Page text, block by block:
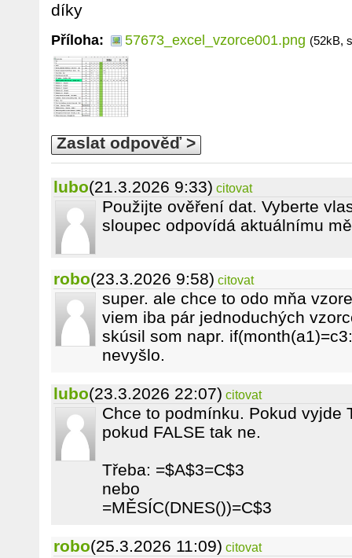
díky
Příloha: 57673_excel_vzorce001.png (52kB,
Zaslat odpověď >
lubo(21.3.2026 9:33) citovat
Použijte ověření dat. Vyberte
sloupec odpovídá aktuálnímu
robo(23.3.2026 9:58) citovat
super. ale chce to odo mňa
viem iba pár jednoduchých
skúsil som napr.
nevyšlo.
lubo(23.3.2026 22:07) citovat
Chce to podmínku. Pokud vyjde
pokud FALSE tak ne.
Třeba: =$A$3=C$3
nebo
=MĚSÍC(DNES())=C$3
robo(25.3.2026 11:09) citovat